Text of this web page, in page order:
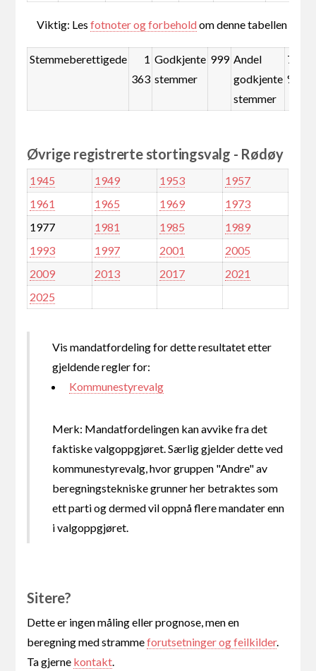
Viktig: Lesfotnoter og forbeholdom denne tabellen
Stemmeberettigede
1
363
Godkjente
stemmer
999 Andel
godkjente
stemmer
73,3
%
Øvrige registrerte stortingsvalg - Rødøy
1945 1949 1953
1957
1961
1965 1969
1973
1977
1981 1985
1989
1993
1997 2001
2005
2009
2013 2017
2021
2025
Vis mandatfordeling for dette resultatet etter
gjeldende regler for:
Kommunestyrevalg
Merk: Mandatfordelingen kan avvike fra det
faktiske valgoppgjøret. Særlig gjelder dette ved
kommunestyrevalg, hvor gruppen "Andre" av
beregningstekniske grunner her betraktes som
ett parti og dermed vil oppnå flere mandater enn
i valgoppgjøret.
Sitere?
Dette er ingen måling eller prognose, men en
beregning med strammeforutsetninger og feilkilder.
Ta gjerne kontakt.